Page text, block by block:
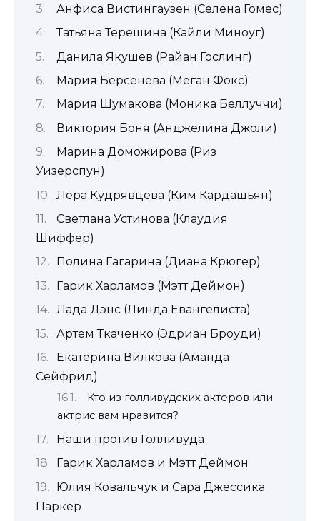
Анфиса Вистингаузен (Селена Гомес)
Татьяна Терешина (Кайли Миноуг)
Данила Якушев (Райан Гослинг)
Мария Берсенева (Меган Фокс)
Мария Шумакова (Моника Беллуччи)
Виктория Боня (Анджелина Джоли)
Марина Доможирова (Риз
Уизерспун)
Лера Кудрявцева (Ким Кардашьян)
Светлана Устинова (Клаудия
Шиффер)
Полина Гагарина (Диана Крюгер)
Гарик Харламов (Мэтт Деймон)
Лада Дэнс (Линда Евангелиста)
Артем Ткаченко (Эдриан Броуди)
Екатерина Вилкова (Аманда
Сейфрид)
Кто из голливудских актеров или
актрис вам нравится?
Наши против Голливуда
Гарик Харламов и Мэтт Деймон
Юлия Ковальчук и Сара Джессика
Паркер